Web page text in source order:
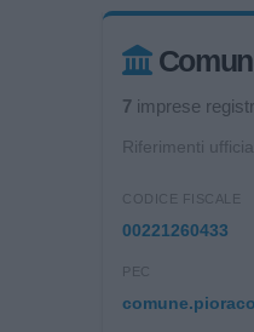
7 imprese
Riferimenti
CODICE FISCALE
00221260433
PEC